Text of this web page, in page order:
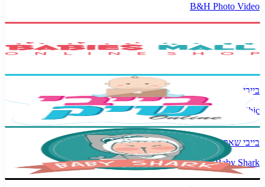
B&H Photo Video
Babies Mall
בייבי שיק
Baby Chic
בייבי שארק
Baby Shark